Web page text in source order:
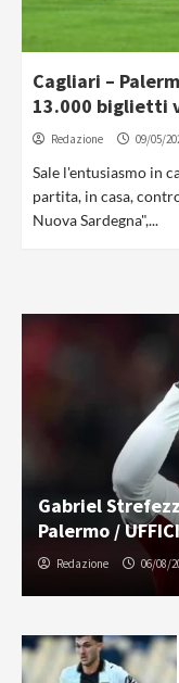
Cagliari –
13.000 biglietti
Redazione 09/05/
Sale l'entusiasmo in
partita, in casa,
Nuova Sardegna",...
Gabriel
Palermo /
Redazione 06/08/